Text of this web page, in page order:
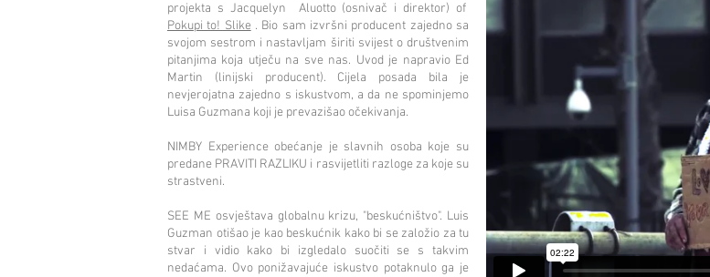
projekta s Jacquelyn
Aluotto (osnivač i direktor) of
Pokupi to! Slike . Bio sam izvršni producent zajedno sa
svojom sestrom i nastavljam širiti svijest o društvenim
pitanjima koja utječu na sve nas. Uvod je napravio Ed
Martin (linijski producent). Cijela posada bila je
nevjerojatna zajedno s iskustvom, a da ne spominjemo
Luisa Guzmana koji je prevazišao očekivanja.
NIMBY Experience obećanje je slavnih osoba koje su
predane PRAVITI RAZLIKU i rasvijetliti razloge za koje su
strastveni.
SEE ME osvještava globalnu krizu, "beskućništvo". Luis
Guzman otišao je kao beskućnik kako bi se založio za tu
stvar i vidio kako bi izgledalo suočiti se s takvim
nedaćama. Ovo ponižavajuće iskustvo potaknulo ga je